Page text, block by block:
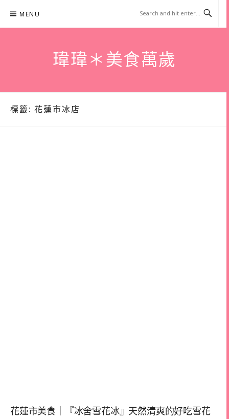
content
MENU
瑋瑋＊美食萬歲
標籤: 花蓮市冰店
花蓮市美食｜『冰舍雪花冰』天然清爽的好吃雪花